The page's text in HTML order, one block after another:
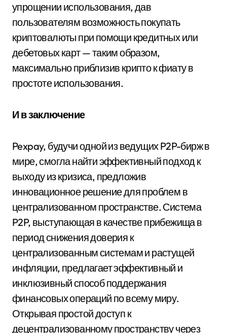
упрощении использования, дав
пользователям возможность покупать
криптовалюты при помощи кредитных или
дебетовых карт — таким образом,
максимально приблизив крипто к фиату в
простоте использования.
И в заключение
Pexpay, будучи одной из ведущих P2P-бирж в
мире, смогла найти эффективный подход к
выходу из кризиса, предложив
инновационное решение для проблем в
централизованном пространстве. Система
P2P, выступающая в качестве прибежища в
период снижения доверия к
централизованным системам и растущей
инфляции, предлагает эффективный и
инклюзивный способ поддержания
финансовых операций по всему миру.
Открывая простой доступ к
децентрализованному пространству через